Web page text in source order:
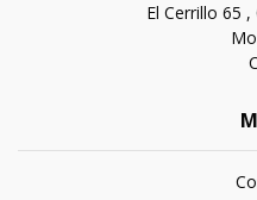
El Cerrillo 65